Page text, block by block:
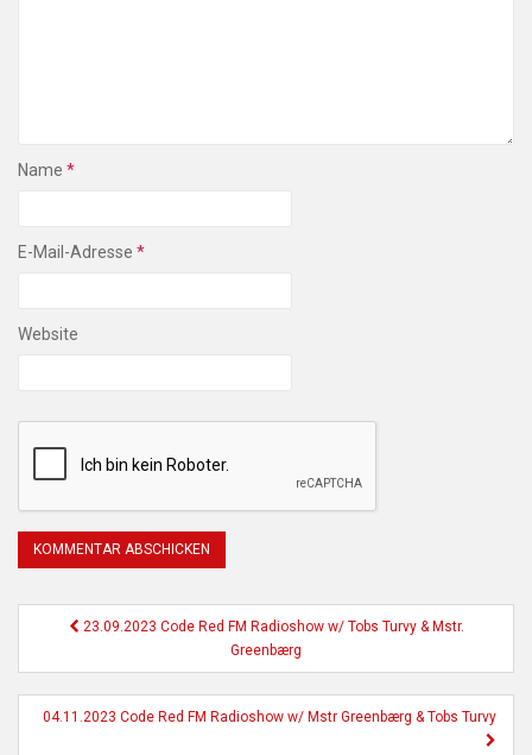
Name *
E-Mail-Adresse *
Website
Beitragsnavigation
23.09.2023 Code Red FM Radioshow w/ Tobs Turvy & Mstr.
Greenbærg
04.11.2023 Code Red FM Radioshow w/ Mstr Greenbærg & Tobs Turvy